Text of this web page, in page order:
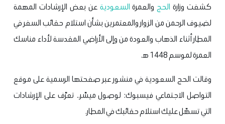
كشفت وزارة الحج والعمرة السعودية عن بعض الإرشادات المهمة
لضيوف الرحمن من الزوار والمعتمرين بشأن استلام حقائب السفر في
المطار أثناء الذهاب والعودة من وإلى الأراضي المقدسة لأداء مناسك
العمرة لموسم 1448 ه‍.
وقالت الحج السعودية في منشور عبر صفحتها الرسمية على موقع
التواصل الاجتماعي فيسبوك: لوصول ميسّر.. تعرّف على الإرشادات
التي تسهّل عليك استلام حقائبك في المطار.